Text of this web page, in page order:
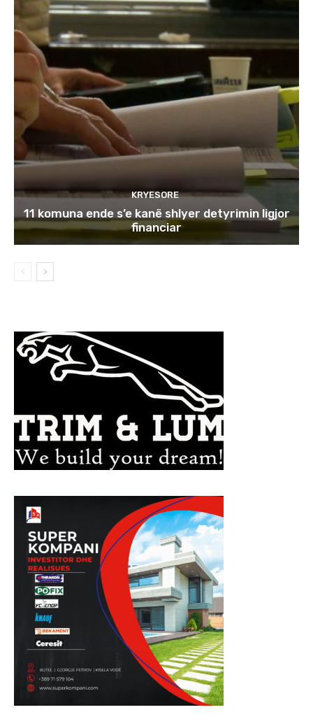
KRYESORE
11 komuna ende s’e kanë shlyer detyrimin ligjor
financiar